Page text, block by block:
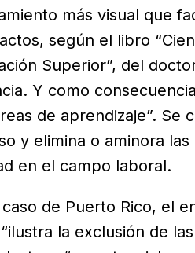
más visual que
según el libro
Superior”, del
Y como
de aprendizaje”.
y elimina o aminora
en el campo laboral.
caso de Puerto Rico, el
la exclusión de